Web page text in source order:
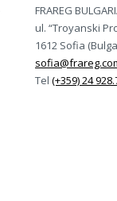
FRAREG
ul. “Troyanski
1612 Sofia
Tel (+359) 24